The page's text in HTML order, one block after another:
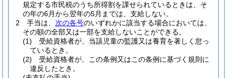
規定する市民税のうち所得割を課せられているときは、そ
の年の6月から翌年の5月までは、支給しない。
2
手当は、 次の各号のいずれかに該当する場合においては、
その額の全部又は一部を支給しないことができる。
(1)
受給資格者が、当該児童の監護又は養育を著しく怠っ
ているとき。
(2)
受給資格者が、この条例又はこの条例に基づく規則に
違反したとき。